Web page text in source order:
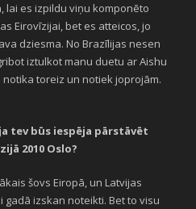
lai es izpildu viņu komponēto
Eirovīzijai, bet es atteicos, jo
dziesma. No Brazīlijas nesen
iztulkot manu duetu ar Aishu
notika toreiz un notiek joprojām.
tev būs iespēja pārstāvēt
2010 Oslo?
šovs Eiropā, un Latvijas
gadā izskan noteikti. Bet to visu